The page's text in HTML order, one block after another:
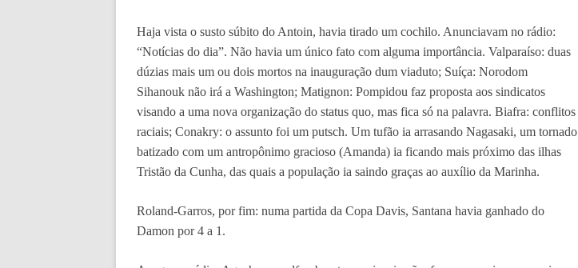
Haja vista o susto súbito do Antoin, havia tirado um cochilo. Anunciavam no rádio:
“Notícias do dia”. Não havia um único fato com alguma importância. Valparaíso: duas
dúzias mais um ou dois mortos na inauguração dum viaduto; Suíça: Norodom
Sihanouk não irá a Washington; Matignon: Pompidou faz proposta aos sindicatos
visando a uma nova organização do status quo, mas fica só na palavra. Biafra: conflitos
raciais; Conakry: o assunto foi um putsch. Um tufão ia arrasando Nagasaki, um tornado
batizado com um antropônimo gracioso (Amanda) ia ficando mais próximo das ilhas
Tristão da Cunha, das quais a população ia saindo graças ao auxílio da Marinha.
Roland-Garros, por fim: numa partida da Copa Davis, Santana havia ganhado do
Damon por 4 a 1.